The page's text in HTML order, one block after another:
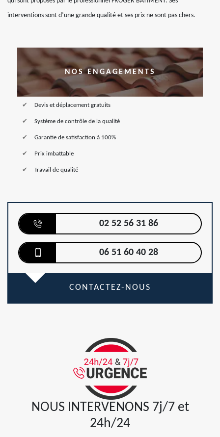
interventions sont d’une grande qualité et ses prix ne sont pas chers.
NOS ENGAGEMENTS
Devis et déplacement gratuits
Système de contrôle de la qualité
Garantie de satisfaction à 100%
Prix imbattable
Travail de qualité
02 52 56 31 86
06 51 60 40 28
CONTACTEZ-NOUS
NOUS INTERVENONS 7j/7 et
24h/24